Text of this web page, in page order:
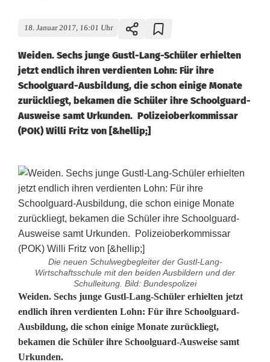
18. Januar 2017, 16:01 Uhr
Weiden. Sechs junge Gustl-Lang-Schüler erhielten
jetzt endlich ihren verdienten Lohn: Für ihre
Schoolguard-Ausbildung, die schon einige Monate
zurückliegt, bekamen die Schüler ihre Schoolguard-
Ausweise samt Urkunden. Polizeioberkommissar
(POK) Willi Fritz von [&hellip;]
Die neuen Schulwegbegleiter der Gustl-Lang-
Wirtschaftsschule mit den beiden Ausbildern und der
Schulleitung. Bild: Bundespolizei
G
u
s
Weiden. Sechs junge Gustl-Lang-Schüler erhielten jetzt
endlich ihren verdienten Lohn: Für ihre Schoolguard-
Ausbildung, die schon einige Monate zurückliegt,
bekamen die Schüler ihre Schoolguard-Ausweise samt
Urkunden.